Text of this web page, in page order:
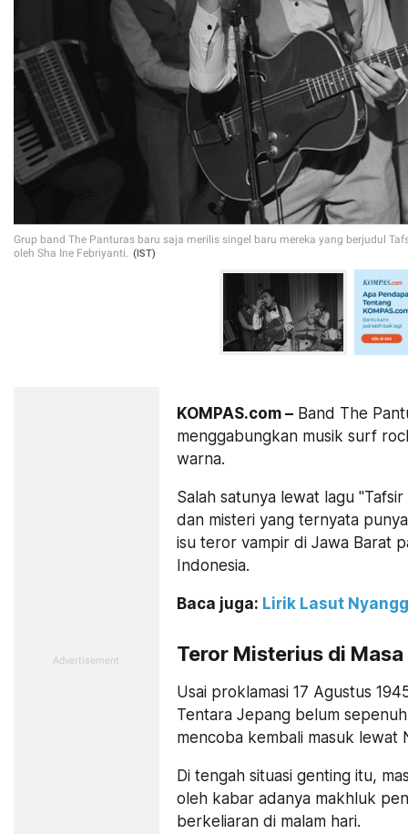
Grup band The Panturas baru saja merilis singel baru mereka yang berjudul
oleh Sha Ine Febriyanti. (IST)
KOMPAS.com – Band The
menggabungkan musik surf
warna.
Salah satunya lewat lagu
dan misteri yang ternyata
isu teror vampir di Jawa Barat
Indonesia.
Baca juga: Lirik Lasut
Teror Misterius di
Usai proklamasi 17 Agustus
Tentara Jepang belum
mencoba kembali masuk lewat
Di tengah situasi genting itu,
oleh kabar adanya makhluk
berkeliaran di malam hari.